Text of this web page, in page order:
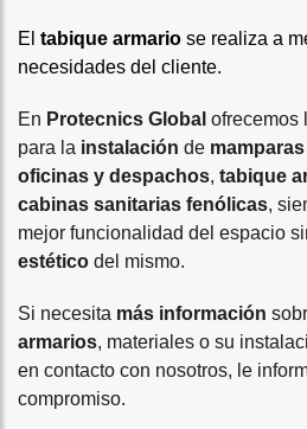
El tabique armario se realiza a
necesidades del cliente.
En Protecnics Global ofrecemos
para la instalación de
oficinas y despachos, tabique
cabinas sanitarias fenólicas,
mejor funcionalidad del espacio
estético del mismo.
Si necesita más información
armarios, materiales o su
en contacto con nosotros, le
compromiso.